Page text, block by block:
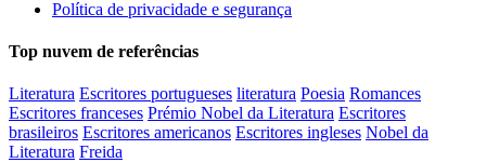
Política de privacidade e segurança
Top nuvem de referências
Literatura Escritores portugueses literatura Poesia Romances
Escritores franceses Prémio Nobel da Literatura Escritores
brasileiros Escritores americanos Escritores ingleses Nobel da
Literatura Freida